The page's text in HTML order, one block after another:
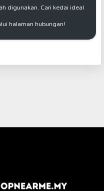
digunakan. Cari kedai ideal
halaman hubungan!